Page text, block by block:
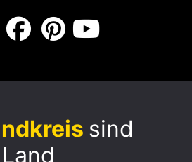
sind